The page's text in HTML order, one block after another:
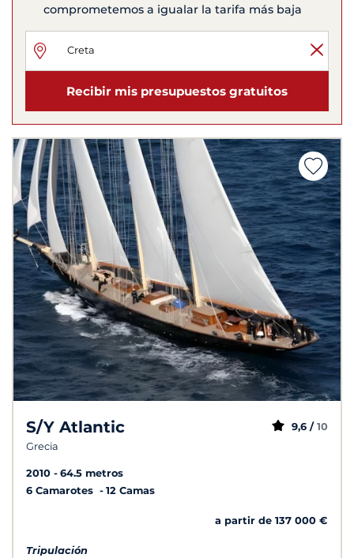
comprometemos a igualar la tarifa más baja
Recibir mis presupuestos gratuitos
S/Y Atlantic
Grecia
9,6 / 10
2010
64.5 metros
6 Camarotes
12 Camas
a partir de 137 000 €
Tripulación